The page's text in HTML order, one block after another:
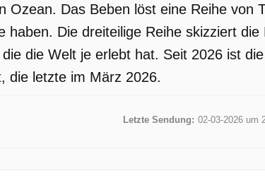
Ozean. Das Beben löst eine Reihe von
haben. Die dreiteilige Reihe skizziert
die Welt je erlebt hat. Seit 2026 ist
die letzte im März 2026.
Letzte Sendung: 02-03-2026 um